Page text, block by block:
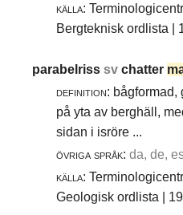
källa:
Bergteknisk ordlista |
parabelrisssvchatter
definition: bågformad,
på yta av berghäll,
sidan i isröre ...
övriga språk: da, de,
källa:
Geologisk ordlista |